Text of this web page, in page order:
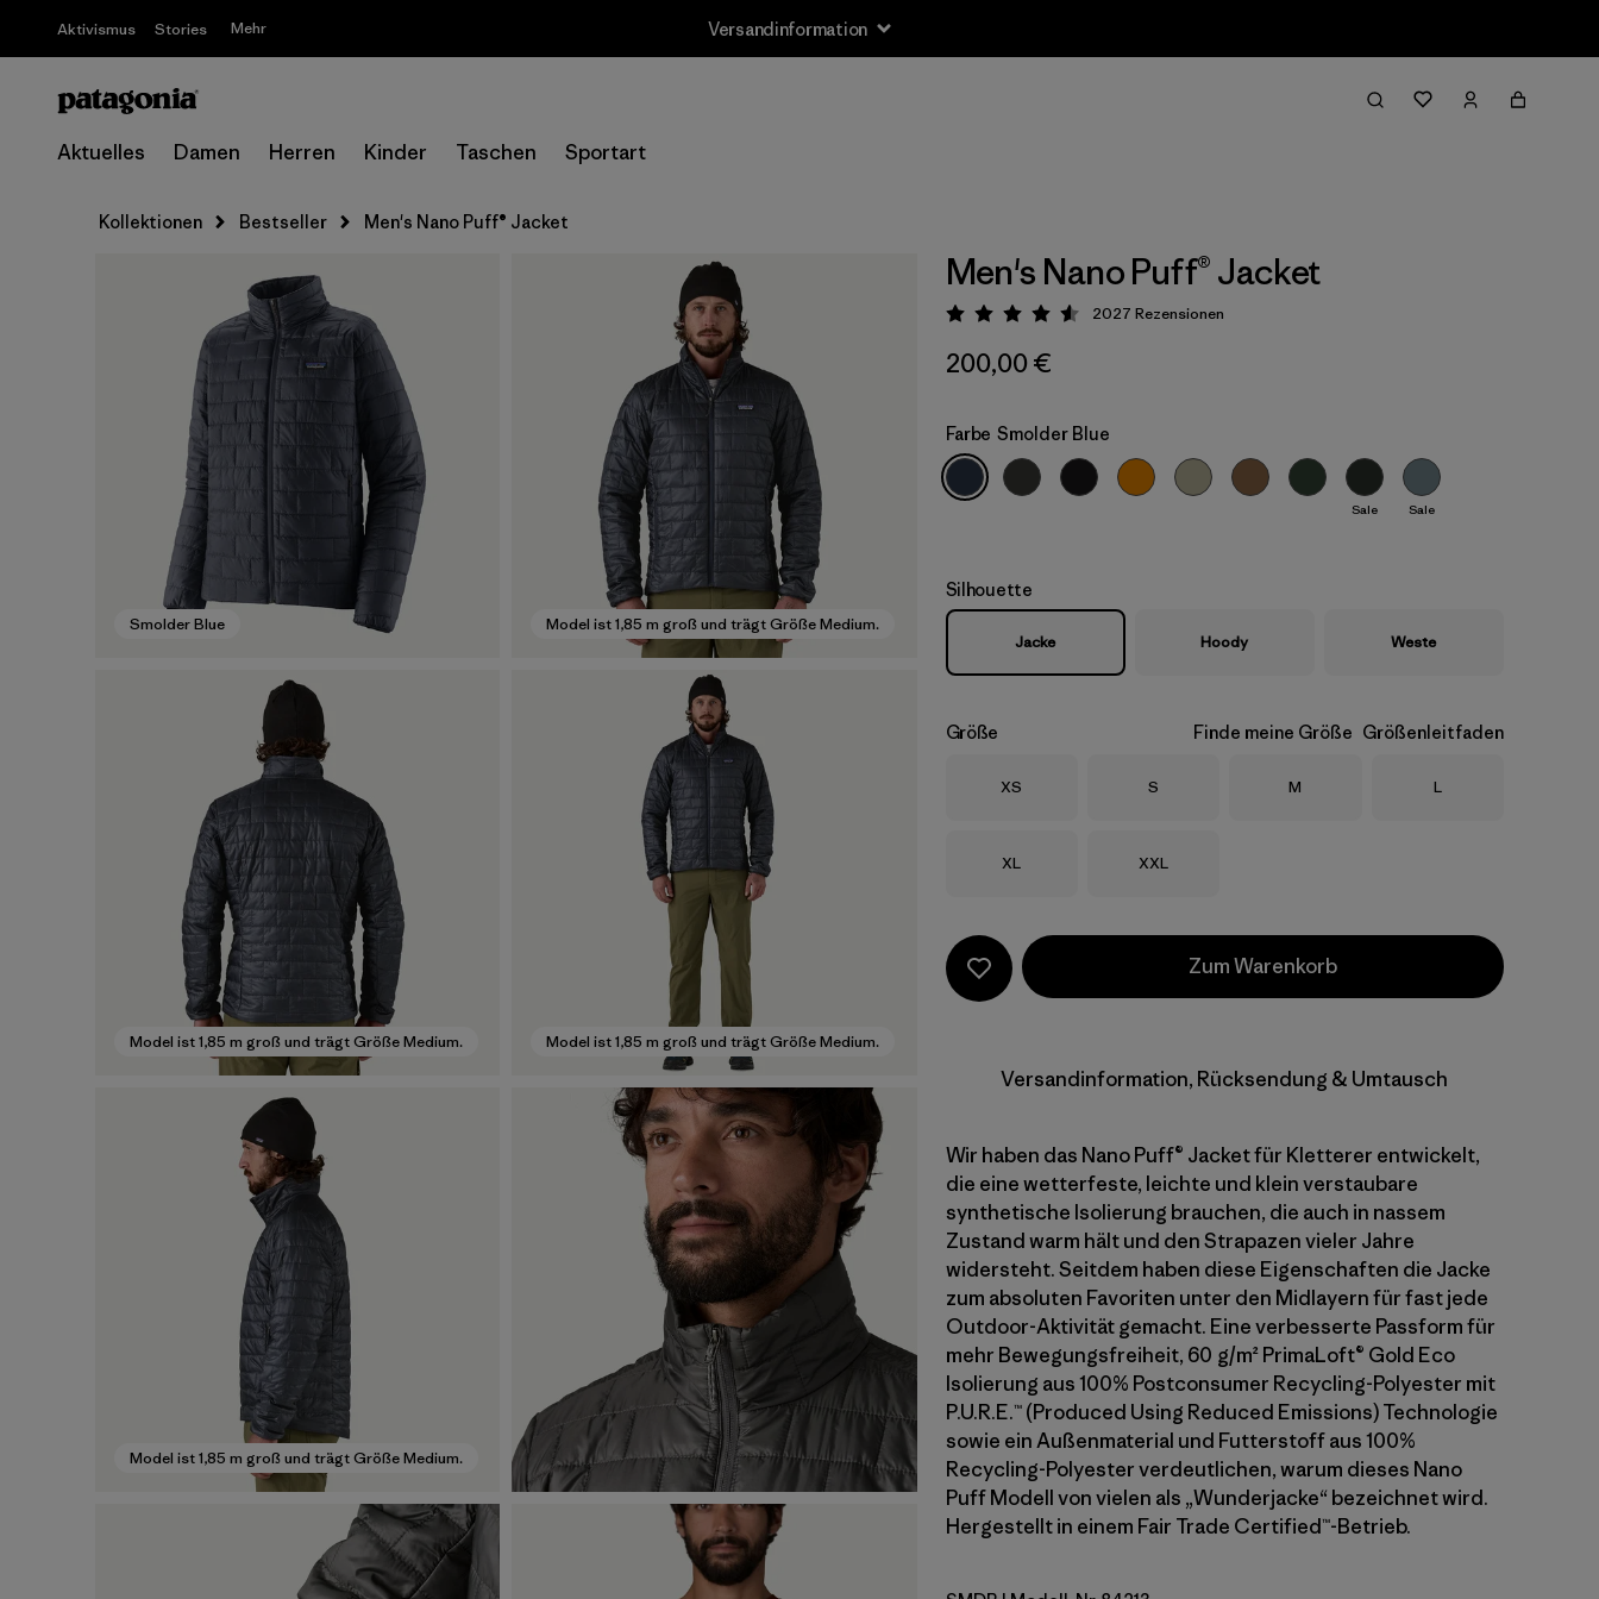
Aktivismus Stories Mehr Versandinformation
Aktuelles Damen Herren Kinder Taschen Sportart
Kollektionen Bestseller Men's Nano Puff® Jacket
Smolder Blue Model ist 1,85 m groß und trägt Größe Medium.
Model ist 1,85 m groß und trägt Größe Medium. Model ist 1,85 m groß und trägt Größe Medium.
Model ist 1,85 m groß und trägt Größe Medium.
Men's Nano Puff® Jacket
Bewertung: 4.6 / 5
2027 Rezensionen
200,00 €
Farbe Smolder Blue
Sale Sale
Silhouette
Jacke Hoody Weste
Größe Finde meine Größe Größenleitfaden
Größe
XS Größe
S Größe
M Größe
L
Größe
XL Größe
XXL
Zum Warenkorb
Versandinformation, Rücksendung & Umtausch
Wir haben das Nano Puff® Jacket für Kletterer entwickelt,
die eine wetterfeste, leichte und klein verstaubare
synthetische Isolierung brauchen, die auch in nassem
Zustand warm hält und den Strapazen vieler Jahre
widersteht. Seitdem haben diese Eigenschaften die Jacke
zum absoluten Favoriten unter den Midlayern für fast jede
Outdoor-Aktivität gemacht. Eine verbesserte Passform für
mehr Bewegungsfreiheit, 60 g/m² PrimaLoft® Gold Eco
Isolierung aus 100% Postconsumer Recycling-Polyester mit
P.U.R.E.™ (Produced Using Reduced Emissions) Technologie
sowie ein Außenmaterial und Futterstoff aus 100%
Recycling-Polyester verdeutlichen, warum dieses Nano
Puff Modell von vielen als „Wunderjacke“ bezeichnet wird.
Hergestellt in einem Fair Trade Certified™-Betrieb.